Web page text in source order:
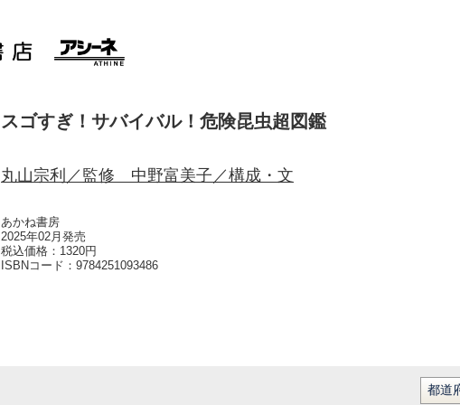
スゴすぎ！サバイバル！危険昆虫超図鑑
丸山宗利／監修 中野富美子／構成・文
あかね書房
2025年02月発売
税込価格：1320円
ISBNコード： 9784251093486